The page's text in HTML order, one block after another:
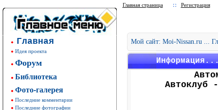
Главная
Идея проекта
Форум
Библиотека
Фото-галерея
Последние комментарии
Последние фотографии
Главная страница Регистрация
Мой сайт: Moi-Nissan.ru ...
Автоклуб